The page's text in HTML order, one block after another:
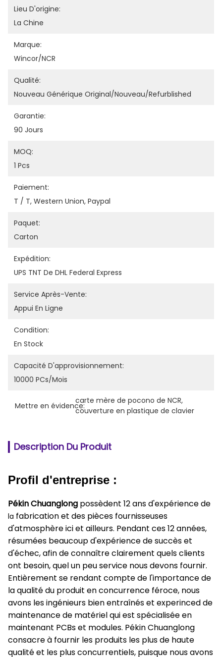
Lieu D'origine:
La Chine
Marque:
Wincor/NCR
Qualité:
Nouveau Générique Original/nouveau/refurblished
Garantie:
90 Jours
MOQ:
1 Pcs
Paiement:
T / T, Western Union, Paypal
Paquet:
Carton
Expédition:
UPS TNT De DHL Federal Express
Service Après-Vente:
Appui En Ligne
Condition:
En Stock
Capacité D'approvisionnement:
10000 PCs/mois
Mettre en évidence:
carte mère de pocono de NCR,
couverture en plastique de clavier
Description Du Produit
Profil d'entreprise :
Pékin Chuanglong possèdent 12 ans d'expérience de
la fabrication et des pièces fournisseuses
d'atmosphère ici et ailleurs. Pendant ces 12 années,
résumées beaucoup d'expérience de succès et
d'échec, afin de connaître clairement quels clients
ont besoin, quel un peu service nous devons fournir.
Entièrement se rendant compte de l'importance de
la qualité du produit en concurrence féroce, nous
avons les ingénieurs bien entraînés et experinced de
maintenance de matériel qui est spécialisée en
maintenant PCBs et modules. Pékin Chuanglong
consacre à fournir les produits les plus de haute
qualité et les plus concurrentiels, puisque nous avons